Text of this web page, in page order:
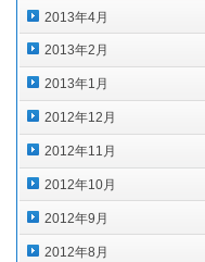
2013年4月
2013年2月
2013年1月
2012年12月
2012年11月
2012年10月
2012年9月
2012年8月